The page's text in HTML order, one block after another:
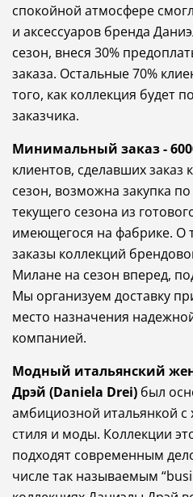
спокойной атмосфере
и аксессуаров бренда
сезон, внеся 30%
заказа. Остальные70%
того, как коллекция будет
заказчика.
Минимальный заказ -
клиентов, сделавших
сезон, возможна закупка
текущего сезона из
имеющегося на фабрике. О
заказы коллекций
Милане на сезон вперед,
Мы организуем доставку
место назначения
компанией.
Модный итальянский
Дрэй (Daniela Drei) был
амбициозной итальянкой с
стиля и моды. Коллекции
подходят современным
числетак называемым “